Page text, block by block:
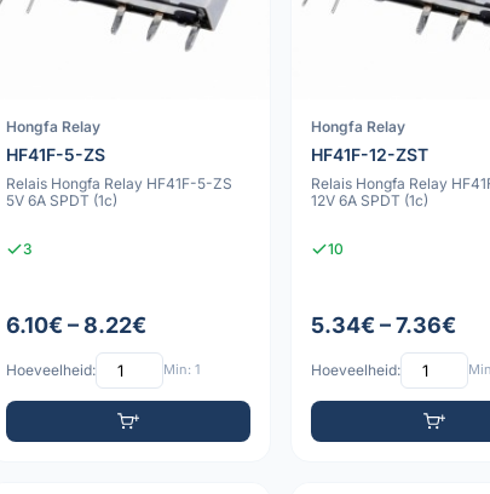
Hongfa Relay
HF41F-5-ZS
Relais Hongfa Relay HF41F-5-ZS
5V 6A SPDT (1c)
3
6.10€ – 8.22€
Hoeveelheid: Min: 1
Hongfa Relay
HF41F-12-ZST
Relais Hongfa Relay
12V 6A SPDT (1c)
10
5.34€ – 7.36€
Hoeveelheid: